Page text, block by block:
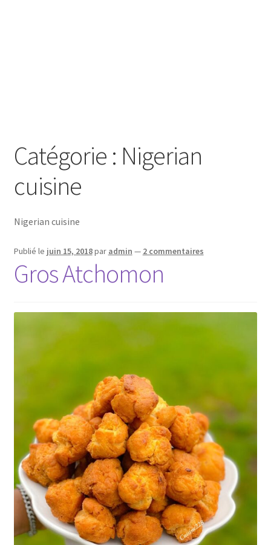
Catégorie : Nigerian
cuisine
Nigerian cuisine
Publié le juin 15, 2018par admin — 2 commentaires
Gros Atchomon